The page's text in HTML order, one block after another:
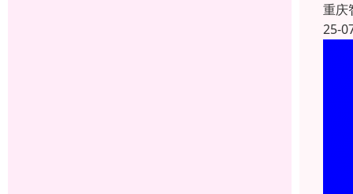
重庆
25-